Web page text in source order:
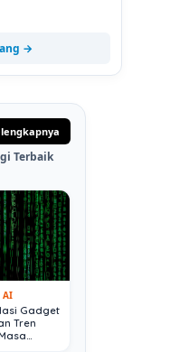
→
Terbaik
AI
Gadget
Tren